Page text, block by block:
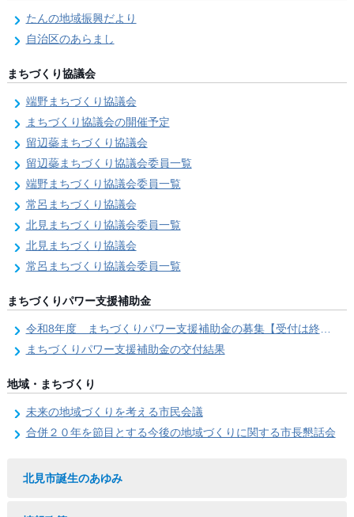
たんの地域振興だより
自治区のあらまし
まちづくり協議会
端野まちづくり協議会
まちづくり協議会の開催予定
留辺蘂まちづくり協議会
留辺蘂まちづくり協議会委員一覧
端野まちづくり協議会委員一覧
常呂まちづくり協議会
北見まちづくり協議会委員一覧
北見まちづくり協議会
常呂まちづくり協議会委員一覧
まちづくりパワー支援補助金
令和8年度 まちづくりパワー支援補助金の募集【受付は終了しました。】
まちづくりパワー支援補助金の交付結果
地域・まちづくり
未来の地域づくりを考える市民会議
合併２０年を節目とする今後の地域づくりに関する市長懇話会
北見市誕生のあゆみ